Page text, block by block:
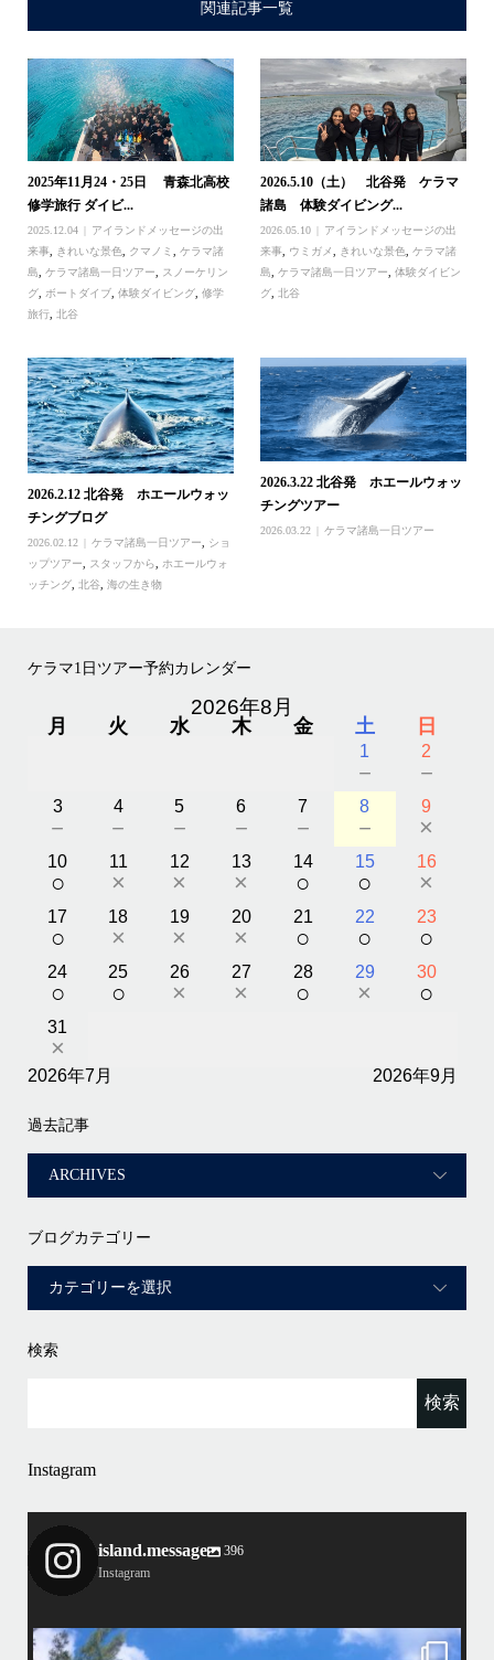
関連記事一覧
2025年11月24・25日 青森北高校
修学旅行 ダイビ...
2025.12.04
アイランドメッセージの出
来事, きれいな景色, クマノミ , ケラマ諸
島, ケラマ諸島一日ツアー, スノーケリン
グ, ボートダイブ, 体験ダイビング, 修学
旅行, 北谷
2026.5.10（土） 北谷発 ケラマ
諸島 体験ダイビング...
2026.05.10
アイランドメッセージの出
来事, ウミガメ, きれいな景色,ケラマ諸
島,ケラマ諸島一日ツアー,体験ダイビン
グ,北谷
2026.2.12 北谷発 ホエールウォッ
チングブログ
2026.02.12 ケラマ諸島一日ツアー, ショ
ップツアー, スタッフから, ホエールウォ
ッチング, 北谷, 海の生き物
2026.3.22 北谷発 ホエールウォッ
チングツアー
2026.03.22 ケラマ諸島一日ツアー
ケラマ1日ツアー予約カレンダー
2026年8月
月 火 水 木 金 土 日
1
－
2
－
3
－
4
－
5
－
6
－
7
－
8
－
9
×
10
○
11
×
12
×
13
×
14
○
15
○
16
×
17
○
18
×
19
×
20
×
21
○
22
○
23
○
24
○
25
○
26
×
27
×
28
○
29
×
30
○
31
×
2026年7月 2026年9月
過去記事
ブログカテゴリー
検索
Instagram
island.message
396
Instagram
island.message